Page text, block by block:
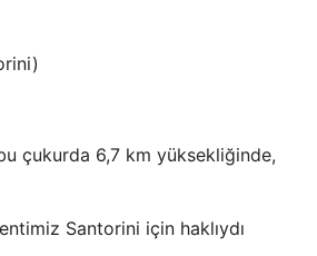
çukurda 6,7 ​​km yüksekliğinde,
Santorini için haklıydı